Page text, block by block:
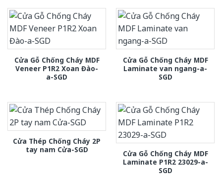
Cửa Gỗ Chống Cháy MDF
Veneer P1R2 Xoan Đào-
a-SGD
Cửa Gỗ Chống Cháy MDF
Laminate van ngang-a-
SGD
Cửa Thép Chống Cháy 2P
tay nam Cửa-SGD
Cửa Gỗ Chống Cháy MDF
Laminate P1R2 23029-a-
SGD